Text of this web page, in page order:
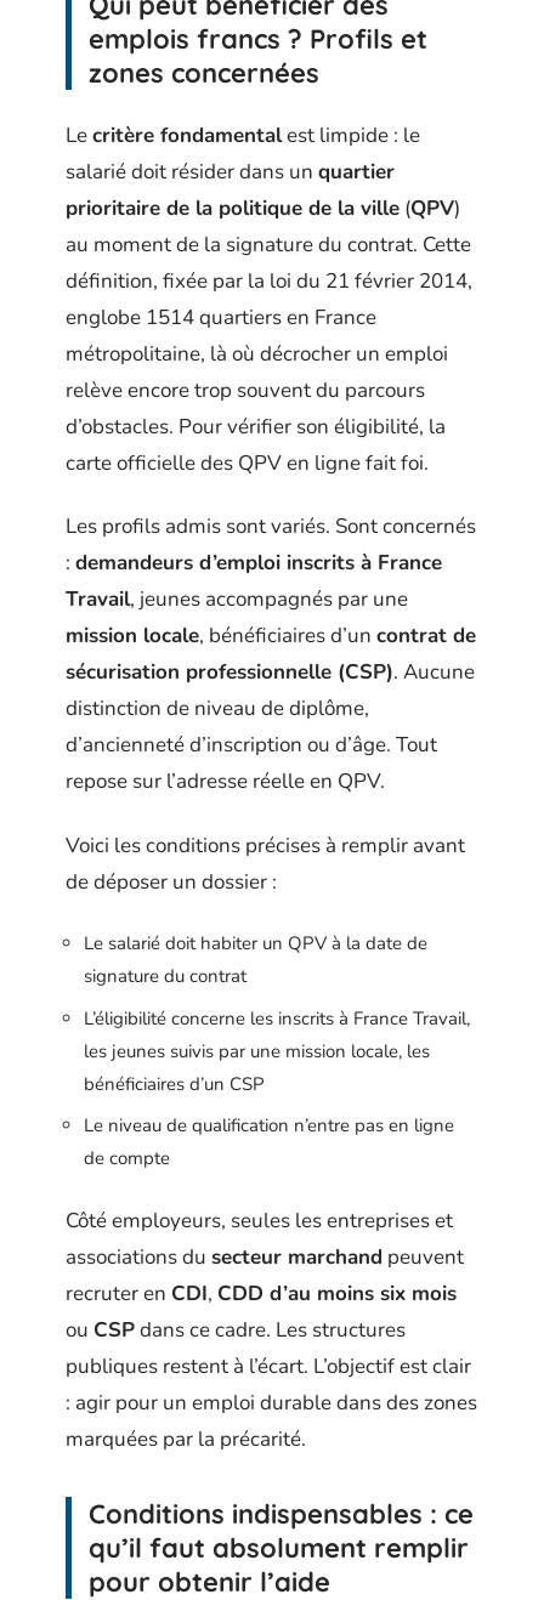
emplois francs ? Profils et
zones concernées
Lecritère fondamentalest limpide : le
salarié doit résider dans un quartier
prioritaire de la politique de la ville (QPV)
au moment de la signature du contrat. Cette
définition, fixée par la loi du 21 février 2014,
englobe 1514 quartiers en France
métropolitaine, là où décrocher un emploi
relève encore trop souvent du parcours
d’obstacles. Pour vérifier son éligibilité, la
carte officielle des QPV en ligne fait foi.
Les profils admis sont variés. Sont concernés
: demandeurs d’emploi inscrits à France
Travail, jeunes accompagnés par une
mission locale, bénéficiaires d’un contrat de
sécurisation professionnelle (CSP). Aucune
distinction de niveau de diplôme,
d’ancienneté d’inscription ou d’âge. Tout
repose sur l’adresse réelle en QPV.
Voici les conditions précises à remplir avant
de déposer un dossier :
Le salarié doit habiter un QPV à la date de
signature du contrat
L’éligibilité concerne les inscrits à France Travail,
les jeunes suivis par une mission locale, les
bénéficiaires d’un CSP
Le niveau de qualification n’entre pas en ligne
de compte
Côté employeurs, seules les entreprises et
associations du secteur marchand peuvent
recruter en CDI, CDD d’au moins six mois
ou CSPdans ce cadre. Les structures
publiques restent à l’écart. L’objectif est clair
: agir pour un emploi durable dans des zones
marquées par la précarité.
Conditions indispensables : ce
qu’il faut absolument remplir
pour obtenir l’aide